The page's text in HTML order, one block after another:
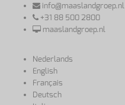
info@maaslandgroep.nl
+31 88 500 2800
maaslandgroep.nl
Nederlands
English
Français
Deutsch